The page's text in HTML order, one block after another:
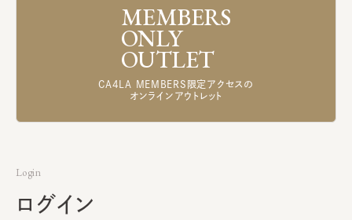
MEMBERS
ONLY
OUTLET
CA4LA MEMBERS限定アクセスの
オンラインアウトレット
Login
ログイン